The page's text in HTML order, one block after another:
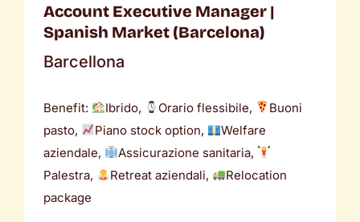
Account Executive Manager |
Spanish Market (Barcelona)
Barcellona
Benefit: Ibrido, Orario flessibile,
Buoni
pasto,
Piano stock option,
Welfare
aziendale,
Assicurazione sanitaria,
Palestra,
Retreat aziendali,
Relocation
package